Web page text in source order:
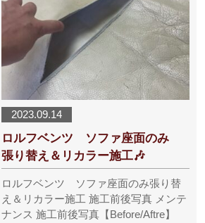
2023.09.14
ロルフベンツ ソファ座面のみ
張り替え＆リカラー施工🎶
ロルフベンツ ソファ座面のみ張り替
え＆リカラー施工 施工前後写真 メンテ
ナンス 施工前後写真【Before/Aftre】